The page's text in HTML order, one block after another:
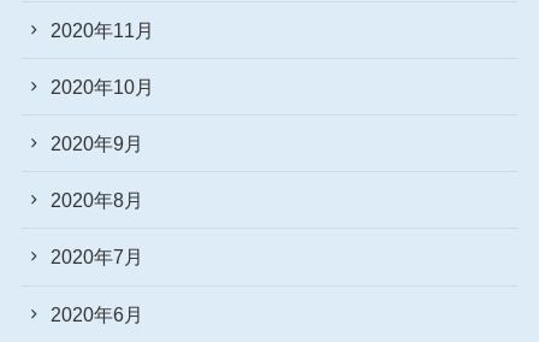
2020年11月
2020年10月
2020年9月
2020年8月
2020年7月
2020年6月